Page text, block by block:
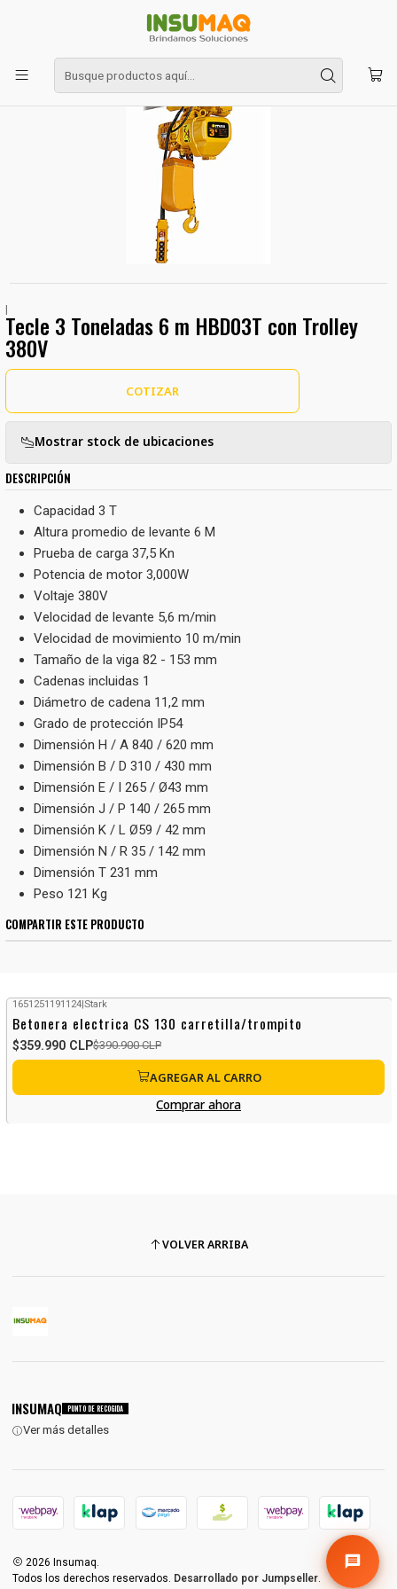
Tecle 3 Toneladas 6 m HBD03T con Trolley 380V
|
Tecle 3 Toneladas 6 m HBD03T con Trolley
380V
COTIZAR
Mostrar stock de ubicaciones
DESCRIPCIÓN
Capacidad 3 T
Altura promedio de levante 6 M
Prueba de carga 37,5 Kn
Potencia de motor 3,000W
Voltaje 380V
Velocidad de levante 5,6 m/min
Velocidad de movimiento 10 m/min
Tamaño de la viga 82 - 153 mm
Cadenas incluidas 1
Diámetro de cadena 11,2 mm
Grado de protección IP54
Dimensión H / A 840 / 620 mm
Dimensión B / D 310 / 430 mm
Dimensión E / I 265 / Ø43 mm
Dimensión J / P 140 / 265 mm
Dimensión K / L Ø59 / 42 mm
Dimensión N / R 35 / 142 mm
Dimensión T 231 mm
Peso 121 Kg
COMPARTIR ESTE PRODUCTO
1651251191124|Stark
Betonera electrica CS 130 carretilla/trompito
$359.990 CLP$390.900 CLP
AGREGAR AL CARRO
Comprar ahora
VOLVER ARRIBA
INSUMAQ PUNTO DE RECOGIDA
Ver más detalles
2026 Insumaq.
Todos los derechos reservados. Desarrollado por Jumpseller